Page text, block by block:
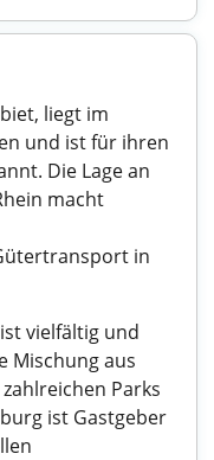
liegt im
und ist für ihren
Die Lage an
macht
in
vielfältig und
Mischung aus
Parks
ist Gastgeber